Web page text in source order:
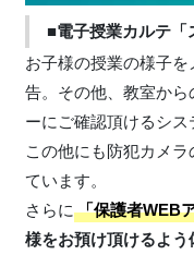
■電子授業カルテ「
お子様の授業の様子
告。その他、教室から
ーにご確認頂けるシス
この他にも防犯カメ
ています。
さらに 「保護者WEB
様をお預け頂けるよう